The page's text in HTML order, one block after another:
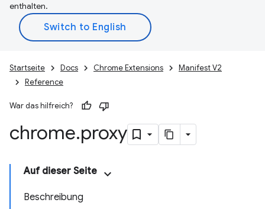
enthalten.
Startseite Docs Chrome Extensions
Manifest V2
Reference
War das hilfreich?
chrome.proxy
Auf dieser Seite
Beschreibung